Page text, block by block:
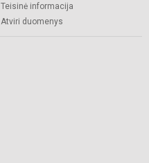
Teisinė informacija
Atviri duomenys